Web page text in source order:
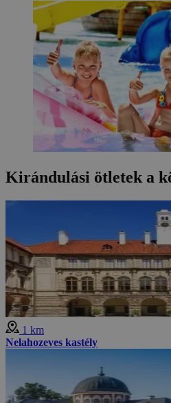
Kirándulási ötletek a
1 km
Nelahozeves kastély